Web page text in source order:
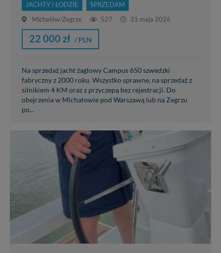
JACHTY I ŁODZIE
SPRZEDAM
Michałów/Zegrze
527 31 maja 2026
22 000 zł / PLN
Na sprzedaż jacht żaglowy Campus 650 szwedzki
fabryczny z 2000 roku. Wszystko sprawne, na sprzedaż z
silnikiem 4 KM oraz z przyczepą bez rejestracji. Do
obejrzenia w Michałowie pod Warszawą lub na Zegrzu
po...